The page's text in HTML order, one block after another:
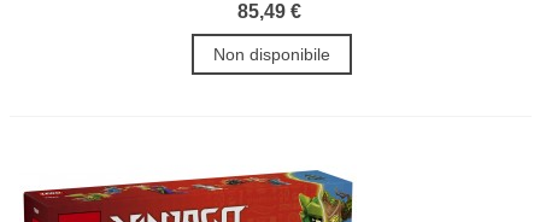
85,49 €
Non disponibile